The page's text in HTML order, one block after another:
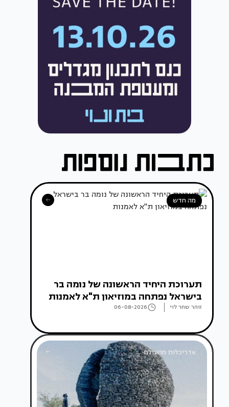
מה חדש
תערוכת היחיד הראשונה של נומה בר
בישראל נפתחה במוזיאון ת"א לאמנות
זוהר שחר לוי 06-08-2026
אדריכלות מהעולם